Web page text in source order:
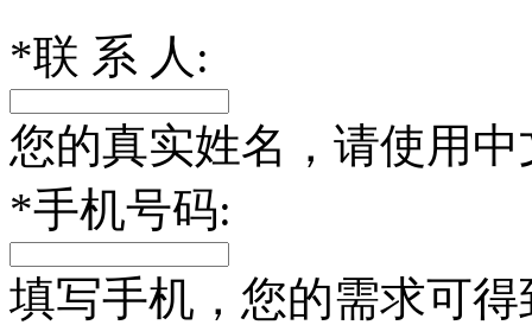
*联 系 人:
您的真实姓名，请使用中
*手机号码:
填写手机，您的需求可